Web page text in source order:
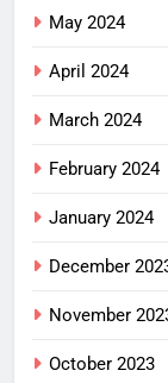
May 2024
April 2024
March 2024
February 2024
January 2024
December
November
October 2023